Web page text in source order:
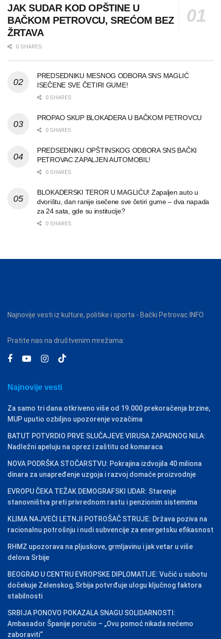
JAK SUDAR KOD OPŠTINE U
BAČKOM PETROVCU, SREĆOM BEZ
ŽRTAVA
0 SHARES
PREDSEDNIKU MESNOG ODBORA SNS MAGLIĆ
ISEČENE SVE ČETIRI GUME!
0 SHARES
PROPAO SKUP BLOKADERA U BAČKOM PETROVCU
0 SHARES
PREDSEDNIKU OPŠTINSKOG ODBORA SNS BAČKI
PETROVAC ZAPALJEN AUTOMOBIL!
0 SHARES
BLOKADERSKI TEROR U MAGLIĆU! Zapaljen auto u
dvorištu, dan ranije isečene sve četiri gume – dva napada
za 24 sata, gde su institucije?
0 SHARES
Najnovije vesti iz kulture, politike i sporta - Bački Petrovac INFO
Pratite nas na društvenim mrežama:
Najnovije vesti
Za samo tri dana otkriveno više od 19.000 prekoračenja brzine,
MUP uputio ozbiljno upozorenje vozačima
BATUT POTVRDIO PRVE SLUČAJEVE VIRUSA ZAPADNOG NILA:
Nadležni apeluju na oprez i zaštitu od komaraca
NOVA PODRŠKA STOČARSTVU: Pokrajina izdvojila 40 miliona
dinara za unapređenje uzgoja i razvoj domaće proizvodnje
EVROPU ČEKA TEŽAK DEMOGRAFSKI UDAR: Starenje
stanovništva preti privrednom rastu i penzionim sistemima
KLIMA NAJVEĆI LETNJI POTROŠAČ STRUJE: Država poziva na
racionalnu potrošnju i nudi subvencije za energetsku efikasnost
RHMZ upozorava na pljuskove, grmljavinu i jak vetar u više
delova Srbije
BEOGRAD U CENTRU EVROPSKE DIPLOMATIJE: Vučić u subotu
dočekuje Zelenskog, Srbija potvrđuje ulogu ključnog faktora
stabilnosti
SRBIJA PONOVO POKAZALA SNAGU SOLIDARNOSTI:
Ambasador Španije poručio – „Ovu pomoć nikada nećemo
zaboraviti“